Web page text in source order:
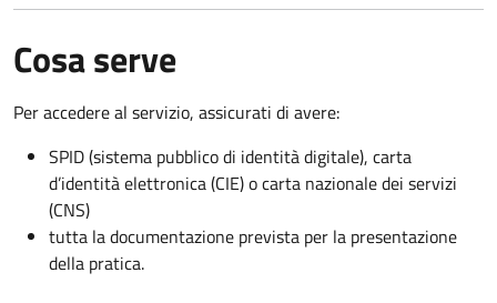
Cosa serve
Per accedere al servizio, assicurati di avere:
SPID (sistema pubblico di identità digitale), carta
d’identità elettronica (CIE) o carta nazionale dei servizi
(CNS)
tutta la documentazione prevista per la presentazione
della pratica.